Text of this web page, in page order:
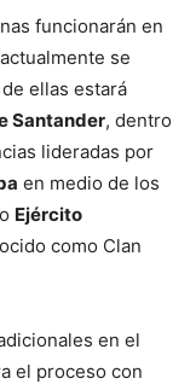
funcionarán en
se
ellas estará
Santander, dentro
lideradas por
en medio de los
Ejército
como Clan
en el
el proceso con